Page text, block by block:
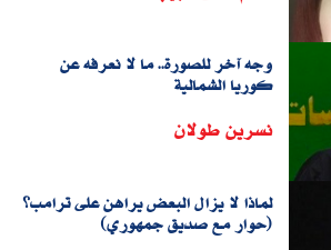
وجه آخر للصورة.. ما لا نعرفه عن
كوريا الشمالية
نسرين طولان
لماذا لا يزال البعض يراهن على ترامب؟
(حوار مع صديق جمهوري)